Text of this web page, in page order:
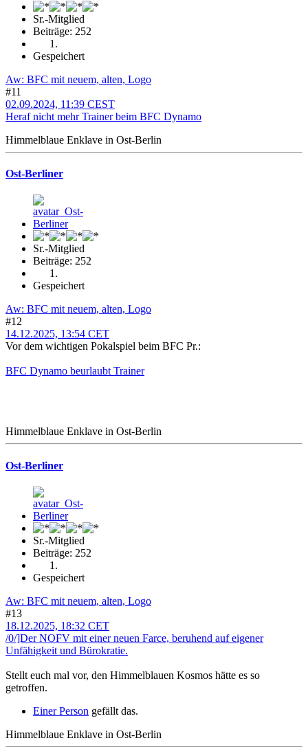
Sr.-Mitglied
Beiträge: 252
Gespeichert
Aw: BFC mit neuem, alten, Logo
#11
02.09.2024, 11:39 CEST
Heraf nicht mehr Trainer beim BFC Dynamo
Himmelblaue Enklave in Ost-Berlin
Ost-Berliner
Sr.-Mitglied
Beiträge: 252
Gespeichert
Aw: BFC mit neuem, alten, Logo
#12
14.12.2025, 13:54 CET
Vor dem wichtigen Pokalspiel beim BFC Pr.:
BFC Dynamo beurlaubt Trainer
Himmelblaue Enklave in Ost-Berlin
Ost-Berliner
Sr.-Mitglied
Beiträge: 252
Gespeichert
Aw: BFC mit neuem, alten, Logo
#13
18.12.2025, 18:32 CET
/0/]Der NOFV mit einer neuen Farce, beruhend auf eigener
Unfähigkeit und Bürokratie.
Stellt euch mal vor, den Himmelblauen Kosmos hätte es so
getroffen.
Einer Person gefällt das.
Himmelblaue Enklave in Ost-Berlin